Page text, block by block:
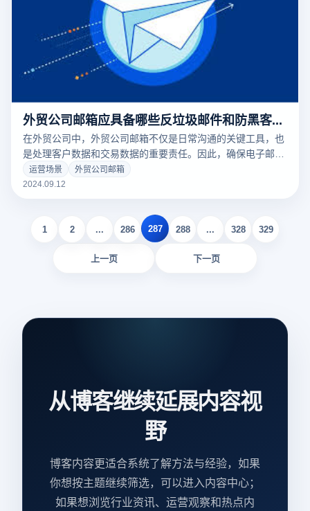
外贸公司邮箱应具备哪些反垃圾邮件和防黑客功能？
在外贸公司中，外贸公司邮箱不仅是日常沟通的关键工具，也
是处理客户数据和交易数据的重要责任。因此，确保电子邮件
具有强大的反垃圾邮件和反黑客功能非常重要。首先，电子邮
件应该有一个先进的垃圾邮件过滤系统，可以有效地防止大量
次，双重认证（2FA）等强大的反黑客功能、强大的密码要求
和定期的安全更新可以保护电子邮件免受未经授权访问和数据
泄露的威胁。此外，支持安全加密的电子邮件传输和数据存储
也是确保信息安全的重要措施。该功能可以帮助外贸公司提高
运营场景
外贸公司邮箱
2024.09.12
上一页
1 2 ... 286 287 288 ... 328 329
下一页
从博客继续延展内容视
野
博客内容更适合系统了解方法与经验，如果
你想按主题继续筛选，可以进入内容中心；
如果想浏览行业资讯、运营观察和热点内